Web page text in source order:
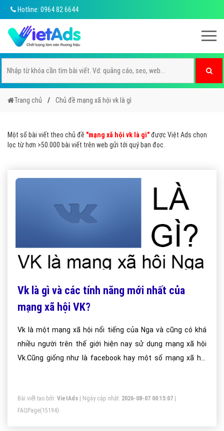
Hotline: 0964 82 6644
Trang chủ Chủ đề mạng xã hội vk là gì
Một số bài viết theo chủ đề "mạng xã hội vk là gì"được Việt Ads chọn
lọc từ hơn >50.000 bài viết trên web gửi tới quý bạn đọc.
Vk là gì và các tính năng mới nhất của
mạng xã hội VK?
Vk là một mạng xã hội nổi tiếng của Nga và cũng có khá
nhiều người trên thế giới hiện nay sử dụng mạng xã hội
Vk.Cũng giống như là facebook hay một số mạng xã hội
mạng xã hội.
Bài viết tạo bởi: VietAds | Ngày cập nhật: 2026-08-07 00:15:07
FAQPage(15194)